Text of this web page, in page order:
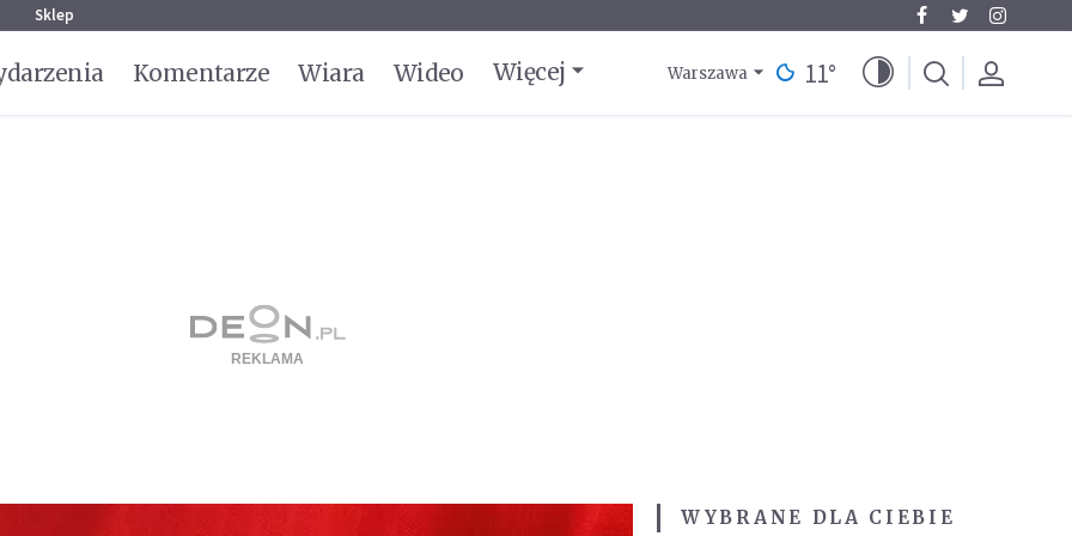
Sklep
Komentarze Wiara Wideo Więcej Warszawa 11°
WYBRANE DLA CIEBIE